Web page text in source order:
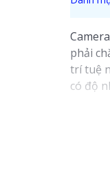
phải
trí tuệ
có độ